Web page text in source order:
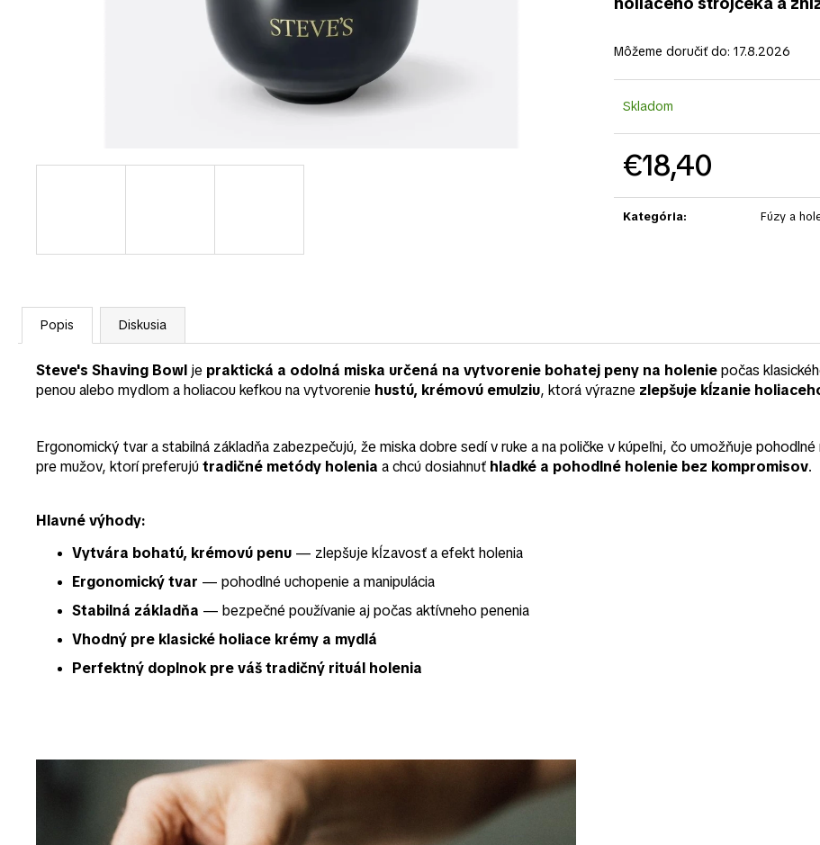
Môžeme doručiť do: 17.8.2026
Skladom
€18,40
Kategória: Fúzy a
Popis Diskusia
Steve's Shaving Bowl je praktická a odolná miska určená na vytvorenie bohatej peny na holeniepočas
penou alebo mydlom a holiacou kefkou na vytvorenie hustú, krémovú emulziu, ktorá výrazne zlepšuje kĺzanie
Ergonomický tvar a stabilná základňa zabezpečujú, že miska dobre sedí v ruke a na poličke v kúpeľni, čo umožňuje
pre mužov, ktorí preferujútradičné metódy holenia a chcú dosiahnuť hladké a pohodlné holenie bez kompromisov.
Hlavné výhody:
Vytvára bohatú, krémovú penu — zlepšuje kĺzavosť a efekt holenia
Ergonomický tvar — pohodlné uchopenie a manipulácia
Stabilná základňa — bezpečné používanie aj počas aktívneho penenia
Vhodný pre klasické holiace krémy a mydlá
Perfektný doplnok pre váš tradičný rituál holenia